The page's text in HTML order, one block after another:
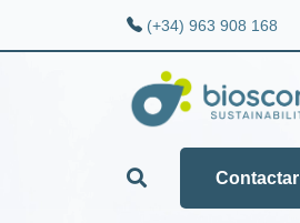
(+34) 963 908 168
Contactar